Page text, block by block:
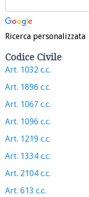
Ricerca personalizzata
Codice Civile
Art. 1032 c.c.
Art. 1896 c.c.
Art. 1067 c.c.
Art. 1096 c.c.
Art. 1219 c.c.
Art. 1334 c.c.
Art. 2104 c.c.
Art. 613 c.c.